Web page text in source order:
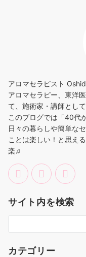
アロマセラピスト
アロマセラピー、東洋
て、施術家・講師とし
このブログでは「40代
日々の暮らしや簡単な
ことは楽しい！と思え
楽♫
サイト内を検索
カテゴリー